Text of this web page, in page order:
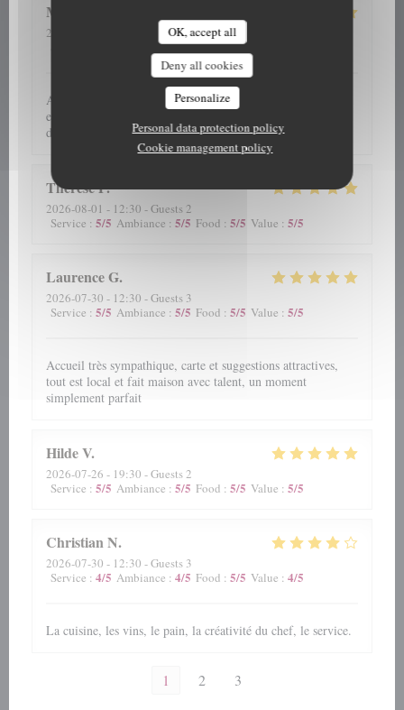
OK, accept all
Deny all cookies
Personalize
Personal data protection policy
Cookie management policy
Martine
2026-08-01
- 12:30 - Guests 2
Ambiance:5/5 Food:5/5
Accueil sympa fraîcheur des fruits de mer malgré la chaleur
excellent Picon vin blanc 🤭 ambiance cosy Venons depuis
des années
ThereseP
2026-08-01 - 12:30 - Guests 2
Service : 5/5 Ambiance : 5/5 Food : 5/5 Value : 5/5
LaurenceG
2026-07-30 - 12:30 - Guests 3
Service : 5/5 Ambiance : 5/5 Food : 5/5 Value : 5/5
Accueil très sympathique, carte et suggestions attractives,
tout est local et fait maison avec talent, un moment
simplement parfait
HildeV
2026-07-26 - 19:30 - Guests 2
Service : 5/5 Ambiance : 5/5 Food : 5/5 Value : 5/5
ChristianN
2026-07-30 - 12:30 - Guests 3
Service : 4/5 Ambiance : 4/5 Food : 5/5 Value : 4/5
La cuisine, les vins, le pain, la créativité du chef, le service.
1 2 3